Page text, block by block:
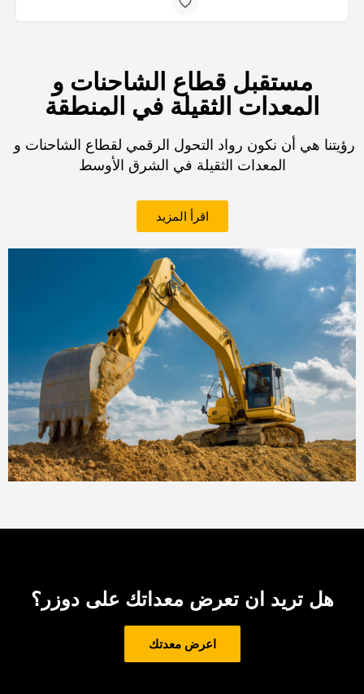
مستقبل قطاع الشاحنات و
المعدات الثقيلة في المنطقة
المعدات الثقيلة في الشرق الأوسط
اقرأ المزيد
هل تريد ان تعرض معداتك على دوزر؟
اعرض معدتك